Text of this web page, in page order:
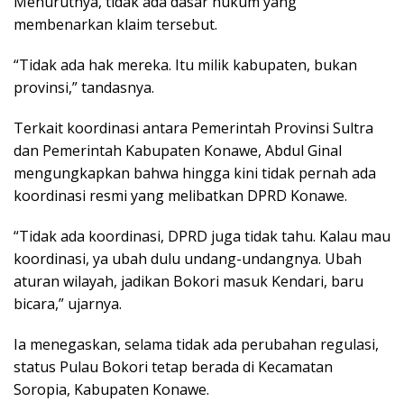
membenarkan klaim tersebut.
“Tidak ada hak mereka. Itu milik kabupaten, bukan
provinsi,” tandasnya.
Terkait koordinasi antara Pemerintah Provinsi Sultra
dan Pemerintah Kabupaten Konawe, Abdul Ginal
mengungkapkan bahwa hingga kini tidak pernah ada
koordinasi resmi yang melibatkan DPRD Konawe.
“Tidak ada koordinasi, DPRD juga tidak tahu. Kalau mau
koordinasi, ya ubah dulu undang-undangnya. Ubah
aturan wilayah, jadikan Bokori masuk Kendari, baru
bicara,” ujarnya.
Ia menegaskan, selama tidak ada perubahan regulasi,
status Pulau Bokori tetap berada di Kecamatan
Soropia, Kabupaten Konawe.